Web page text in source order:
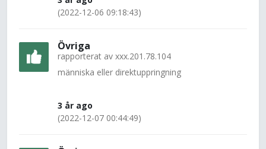
(2022-12-06 09:18:43)
Övriga
rapporterat av xxx.201.78.104
människa eller direktuppringning
3 år ago
(2022-12-07 00:44:49)